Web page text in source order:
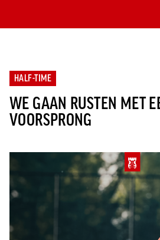
HALF-TIME
WE GAAN RUSTEN MET
VOORSPRONG